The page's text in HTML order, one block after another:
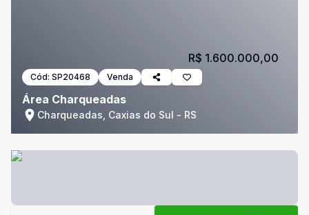
Cód: SP20468 Venda
Área Charqueadas
Charqueadas, Caxias do Sul - RS
R$ 1.600.000,00